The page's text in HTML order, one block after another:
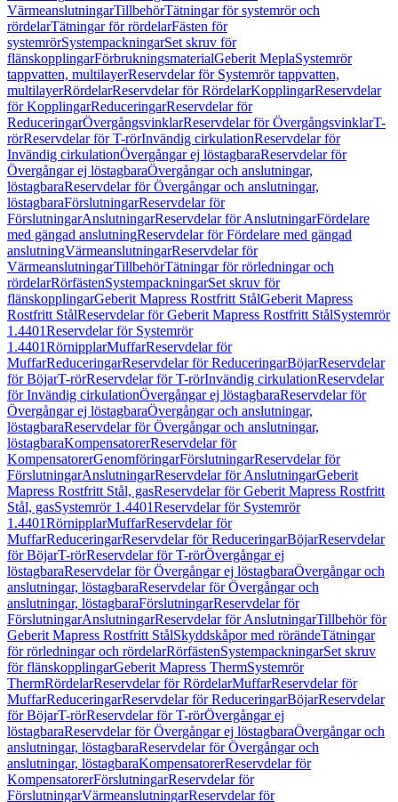
VärmeanslutningarTillbehörTätningar för systemrör och
rördelarTätningar för rördelarFästen för
systemrörSystempackningarSet skruv för
flänskopplingarFörbrukningsmaterialGeberit MeplaSystemrör
tappvatten, multilayerReservdelar för Systemrör tappvatten,
multilayerRördelarReservdelar för RördelarKopplingarReservdelar
för KopplingarReduceringarReservdelar för
ReduceringarÖvergångsvinklarReservdelar för ÖvergångsvinklarT-
rörReservdelar för T-rörInvändig cirkulationReservdelar för
Invändig cirkulationÖvergångar ej löstagbaraReservdelar för
Övergångar ej löstagbaraÖvergångar och anslutningar,
löstagbaraReservdelar för Övergångar och anslutningar,
löstagbaraFörslutningarReservdelar för
FörslutningarAnslutningarReservdelar för AnslutningarFördelare
med gängad anslutningReservdelar för Fördelare med gängad
anslutningVärmeanslutningarReservdelar för
VärmeanslutningarTillbehörTätningar för rörledningar och
rördelarRörfästenSystempackningarSet skruv för
flänskopplingarGeberit Mapress Rostfritt StålGeberit Mapress
Rostfritt StålReservdelar för Geberit Mapress Rostfritt StålSystemrör
1.4401Reservdelar för Systemrör
1.4401RörnipplarMuffarReservdelar för
MuffarReduceringarReservdelar för ReduceringarBöjarReservdelar
för BöjarT-rörReservdelar för T-rörInvändig cirkulationReservdelar
för Invändig cirkulationÖvergångar ej löstagbaraReservdelar för
Övergångar ej löstagbaraÖvergångar och anslutningar,
löstagbaraReservdelar för Övergångar och anslutningar,
löstagbaraKompensatorerReservdelar för
KompensatorerGenomföringarFörslutningarReservdelar för
FörslutningarAnslutningarReservdelar för AnslutningarGeberit
Mapress Rostfritt Stål, gasReservdelar för Geberit Mapress Rostfritt
Stål, gasSystemrör 1.4401Reservdelar för Systemrör
1.4401RörnipplarMuffarReservdelar för
MuffarReduceringarReservdelar för ReduceringarBöjarReservdelar
för BöjarT-rörReservdelar för T-rörÖvergångar ej
löstagbaraReservdelar för Övergångar ej löstagbaraÖvergångar och
anslutningar, löstagbaraReservdelar för Övergångar och
anslutningar, löstagbaraFörslutningarReservdelar för
FörslutningarAnslutningarReservdelar för AnslutningarTillbehör för
Geberit Mapress Rostfritt StålSkyddskåpor med rörändeTätningar
för rörledningar och rördelarRörfästenSystempackningarSet skruv
för flänskopplingarGeberit Mapress ThermSystemrör
ThermRördelarReservdelar för RördelarMuffarReservdelar för
MuffarReduceringarReservdelar för ReduceringarBöjarReservdelar
för BöjarT-rörReservdelar för T-rörÖvergångar ej
löstagbaraReservdelar för Övergångar ej löstagbaraÖvergångar och
anslutningar, löstagbaraReservdelar för Övergångar och
anslutningar, löstagbaraKompensatorerReservdelar för
KompensatorerFörslutningarReservdelar för
FörslutningarVärmeanslutningarReservdelar för